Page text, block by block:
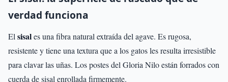
verdad funciona
El sisales una fibra natural extraída del agave. Es rugosa,
resistente y tiene una textura que a los gatos les resulta irresistible
para clavar las uñas. Los postes del Gloria Nilo están forrados con
cuerda de sisal enrollada firmemente.